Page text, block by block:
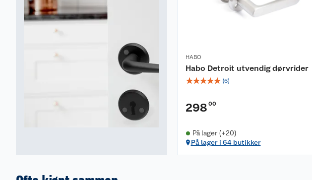
HABO
Habo Detroit utvendig dørvrider
☆☆☆☆☆ (6)
298 00
På lager (+20)
På lager i 64 butikker